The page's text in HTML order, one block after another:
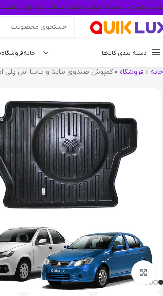
سفارشدریافت کد رهگیری سفارشسوالات متداولدرخواست
دسته بندی کالاها خانهفروشگاه
خانه » فروشگاه »کفپوش صندوق ساینا و ساینا اس پلی
بزرگنمایی تصویر